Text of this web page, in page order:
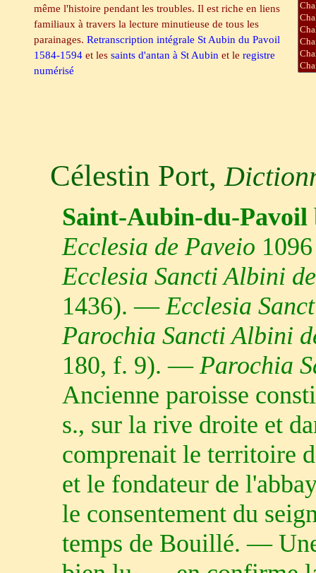
même l'histoire pendant les troubles. Il est riche en liens
familiaux à travers la lecture minutieuse de tous les
parainages. Retranscription intégrale St Aubin du Pavoil
1584-1594 et les saints d'antan à St Aubin et le registre
numérisé
Célestin Port,
Saint-Aubin-du-Pavoil
Ecclesia de Paveio
Ecclesia Sancti Albini
1436). —Ecclesia
Parochia Sancti Albini
180, f. 9). —Parochia
Ancienne paroisse
s., sur la rive droite et
comprenait le territoire
et le fondateur de
le consentement du
temps de Bouillé. —